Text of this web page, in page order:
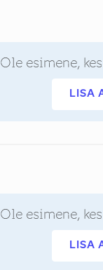
Ole esimene,
LISA
Ole esimene,
LISA